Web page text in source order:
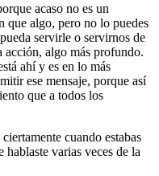
acaso no es un
que algo, pero no lo puedes
servirle o servirnos de
acción, algo más profundo.
ahí y es en lo más
ese mensaje, porque así
que a todos los
cuando estabas
varias veces de la